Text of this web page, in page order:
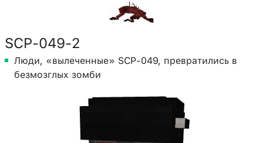
SCP-049-2
Люди, «вылеченные» SCP-049, превратились в
безмозглых зомби